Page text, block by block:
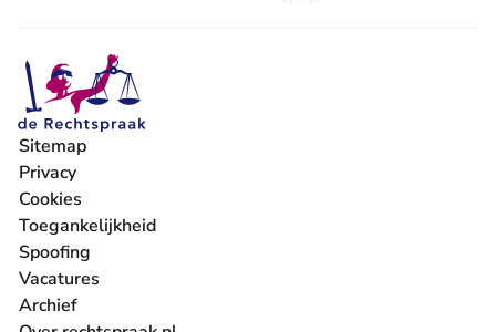
Sitemap
Privacy
Cookies
Toegankelijkheid
Spoofing
Vacatures
- U verlaat Rechtspraak.nl
Archief